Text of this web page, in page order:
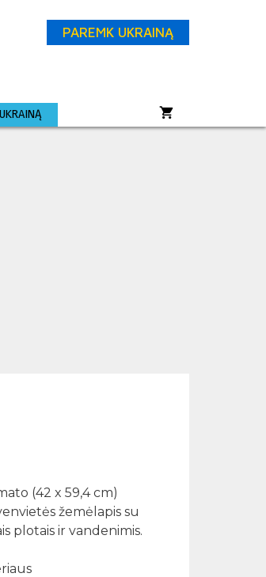
PAREMK UKRAINĄ
(42 x 59,4 cm)
žemėlapis su
plotais ir vandenimis.